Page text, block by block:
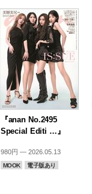
『anan No.2495
Special Editi …』
980円 — 2026.05.13
MOOK 電子版あり